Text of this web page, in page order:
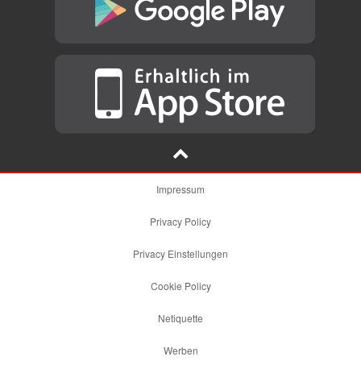
Impressum
Privacy Policy
Privacy Einstellungen
Cookie Policy
Netiquette
Werben